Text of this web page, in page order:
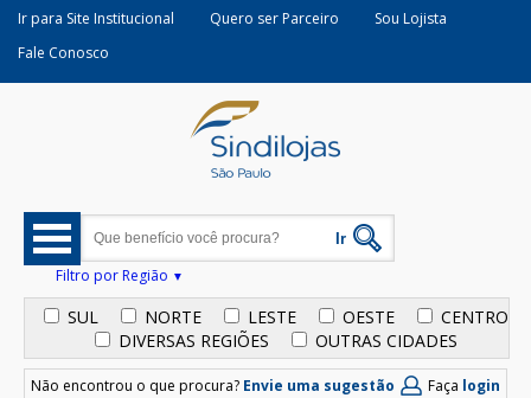
Ir para Site Institucional Quero ser Parceiro
Sou Lojista
Fale Conosco
Filtro por Região
SUL NORTE LESTE OESTE
CENTRO
DIVERSAS REGIÕES
OUTRAS CIDADES
Não encontrou o que procura? Envie uma sugestão Faça login